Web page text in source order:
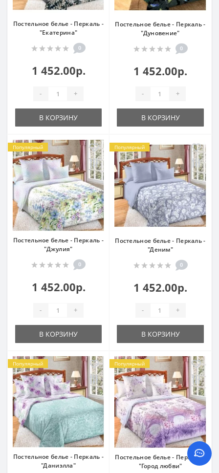
Постельное белье - Перкаль -
"Екатерина"
0
1 452.00р.
- +
В КОРЗИНУ
Постельное белье - Перкаль -
"Дуновение"
0
1 452.00р.
- +
В КОРЗИНУ
Популярный
Постельное белье - Перкаль -
"Джулия"
0
1 452.00р.
- +
В КОРЗИНУ
Популярный
Постельное белье - Перкаль -
"Деним"
0
1 452.00р.
- +
В КОРЗИНУ
Популярный
Постельное белье - Перкаль -
"Даниэлла"
Популярный
Постельное белье - Перкаль -
"Город любви"